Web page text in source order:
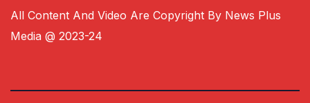
All Content And Video Are Copyright By News Plus
Media @ 2023-24